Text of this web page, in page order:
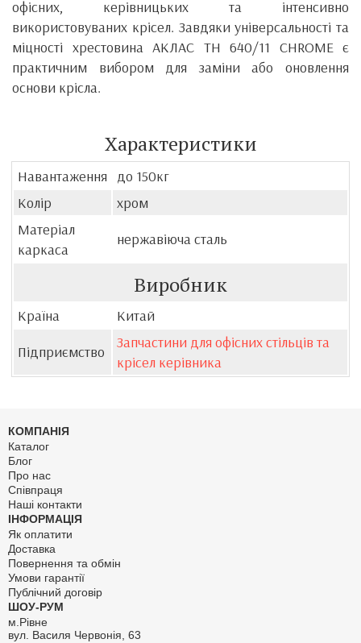
офісних, керівницьких та інтенсивно
використовуваних крісел. Завдяки універсальності та
міцності хрестовина АКЛАС TH 640/11 CHROME є
практичним вибором для заміни або оновлення
основи крісла.
Характеристики
Навантаження
до 150кг
Колір
хром
Матеріал
каркаса
нержавіюча сталь
Виробник
Країна
Китай
Підприємство
Запчастини для офісних стільців та
крісел керівника
КОМПАНІЯ
Каталог
Блог
Про нас
Співпраця
Наші контакти
ІНФОРМАЦІЯ
Як оплатити
Доставка
Повернення та обмін
Умови гарантії
Публічний договір
ШОУ-РУМ
м.Рівне
вул. Василя Червонія, 63